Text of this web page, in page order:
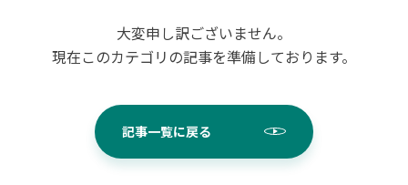
大変申し訳ございません。
現在このカテゴリの記事を準備しております。
記事一覧に戻る